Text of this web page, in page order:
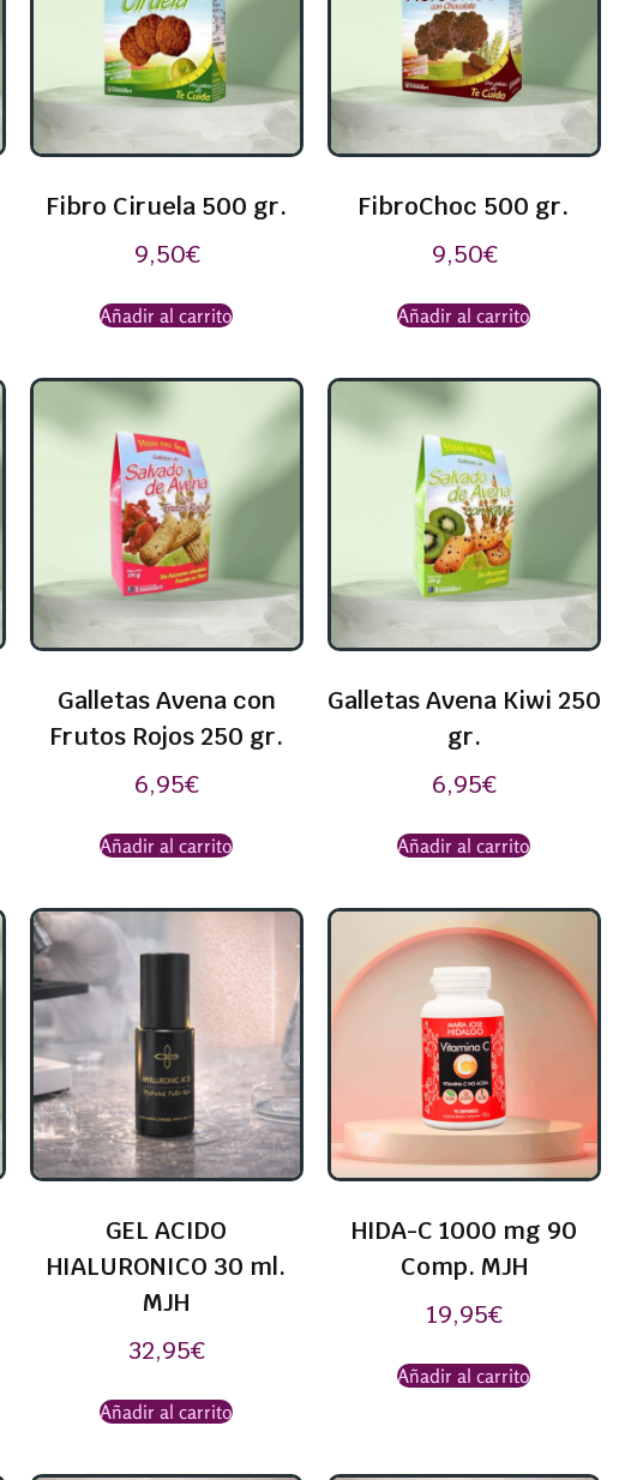
Fibro Ciruela 500 gr.
9,50€
Añadir al carrito
FibroChoc 500 gr.
9,50€
Añadir al carrito
Galletas Avena con
Frutos Rojos 250 gr.
6,95€
Añadir al carrito
Galletas Avena Kiwi 250
gr.
6,95€
Añadir al carrito
GEL ACIDO
HIALURONICO 30 ml.
MJH
32,95€
Añadir al carrito
HIDA-C 1000 mg 90
Comp. MJH
19,95€
Añadir al carrito